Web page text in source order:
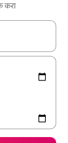
करा
बाणांच्या किजसह